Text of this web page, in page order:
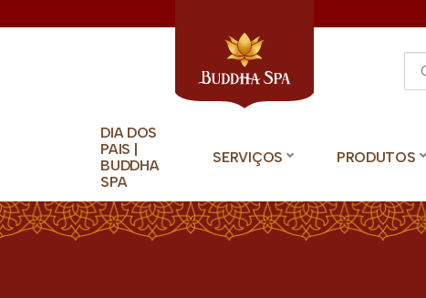
DIA DOS
PAIS |
BUDDHA
SPA
SERVIÇOS PRODUTOS